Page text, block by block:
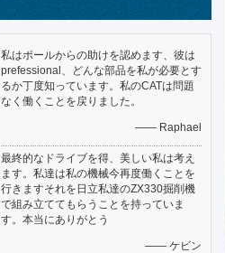
私はポールからの助けを認めます、彼は
prefessional、どんな部品を私が必要とす
るか丁度知っています。私のCATは問題
なく働くことを戻りました。
—— Raphael
最終的なドライブを得、美しい私は考え
ます。私達は私の機械今再度働くことを
行きますそれを日立私達のZX330掘削機
で組み立ててもらうことを持っていま
す。本当にありがとう
—— ケビン